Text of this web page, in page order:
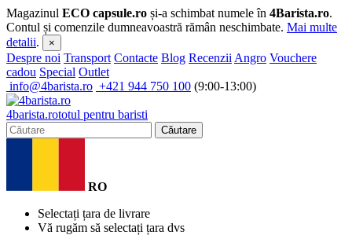
Magazinul ECO capsule.ro și-a schimbat numele în 4Barista.ro.
Contul și comenzile dumneavoastră rămân neschimbate. Mai multe
detalii. ×
Despre noi Transport Contacte Blog Recenzii Angro Vouchere
cadou Special Outlet
info@4barista.ro +421 944 750 100 (9:00-13:00)
4barista.rototul pentru baristi
Căutare
RO
Selectați țara de livrare
Vă rugăm să selectați țara dvs